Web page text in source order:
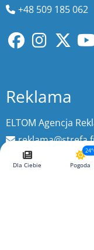
+48 509 185 062
Reklama
ELTOM Agencja
+48 511 29 29 20
Dla Ciebie Pogoda